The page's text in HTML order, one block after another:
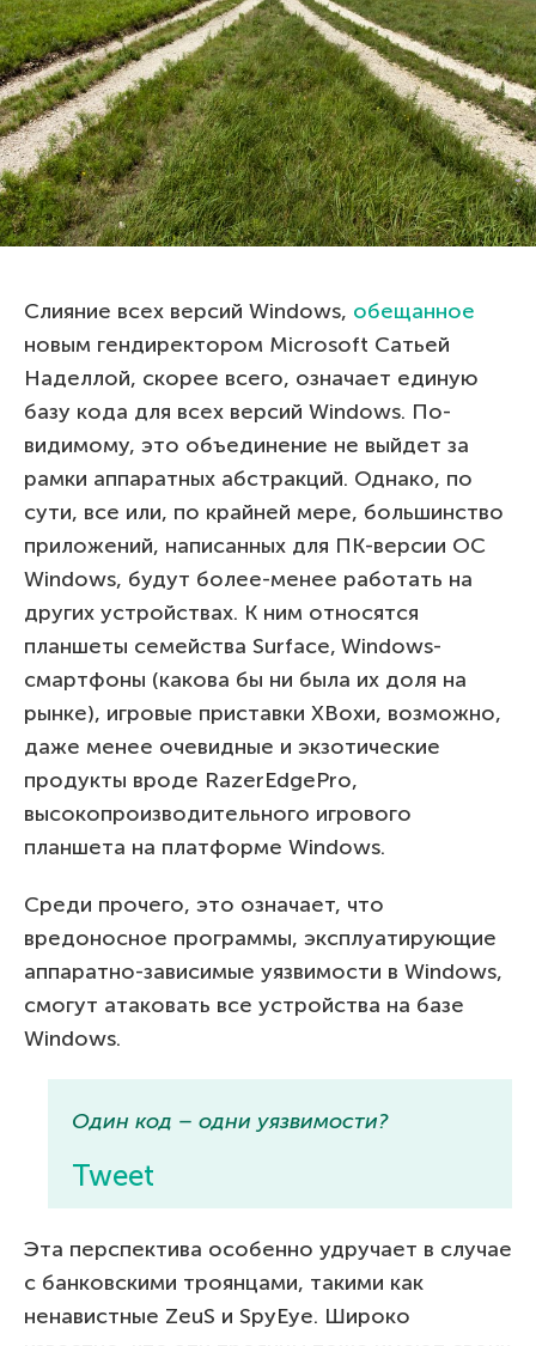
Слияние всех версий Windows, обещанное
новым гендиректором Microsoft Сатьей
Наделлой, скорее всего, означает единую
базу кода для всех версий Windows. По-
видимому, это объединение не выйдет за
рамки аппаратных абстракций. Однако, по
сути, все или, по крайней мере, большинство
приложений, написанных для ПК-версии ОС
Windows, будут более-менее работать на
других устройствах. К ним относятся
планшеты семейства Surface, Windows-
смартфоны (какова бы ни была их доля на
рынке), игровые приставки XBoxи, возможно,
даже менее очевидные и экзотические
продукты вроде RazerEdgePro,
высокопроизводительного игрового
планшета на платформе Windows.
Среди прочего, это означает, что
вредоносное программы, эксплуатирующие
аппаратно-зависимые уязвимости в Windows,
смогут атаковать все устройства на базе
Windows.
Один код – одни уязвимости?
Tweet
Эта перспектива особенно удручает в случае
с банковскими троянцами, такими как
ненавистные ZeuS и SpyEye. Широко